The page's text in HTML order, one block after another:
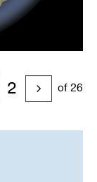
2 of 26